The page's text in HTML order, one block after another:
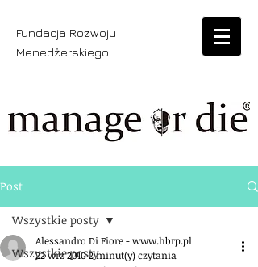
Fundacja Rozwoju
Menedżerskiego
Post
Wszystkie posty
Wszystkie posty
Alessandro Di Fiore - www.hbrp.pl
22 wrz 20102 minut(y) czytania